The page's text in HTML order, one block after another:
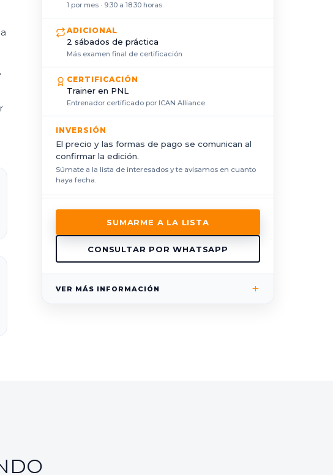
1 por mes · 9:30 a 18:30 horas
ADICIONAL
2 sábados de práctica
Más examen final de certificación
CERTIFICACIÓN
Trainer en PNL
Entrenador certificado por ICAN Alliance
INVERSIÓN
El precio y las formas de pago se comunican al
confirmar la edición.
Súmate a la lista de interesados y te avisamos en cuanto
haya fecha.
SUMARME A LA LISTA
CONSULTAR POR WHATSAPP
VER MÁS INFORMACIÓN +